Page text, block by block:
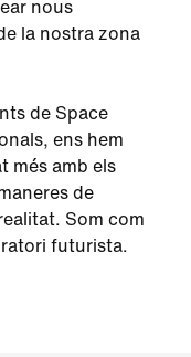
nous
la nostra zona
de Space
ens hem
més amb els
de
Som com
futurista.